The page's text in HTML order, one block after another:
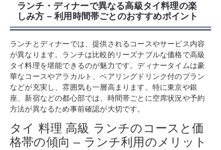
ランチ・ディナーで異なる高級タイ料理の楽
しみ方 – 利用時間帯ごとのおすすめポイント
ランチとディナーでは、提供されるコースやサービス内容
が異なります。ランチは比較的リーズナブルな価格で高級
タイ料理を堪能できるのが魅力です。ディナータイムは豪
華なコースやアラカルト、ペアリングドリンク付のプラン
などが充実し、雰囲気も一層高まります。特に東京や銀
座、新宿などの都心部では、時間帯ごとに空席状況や予約
方法が異なるため事前確認が大切です。
タイ 料理 高級 ランチのコースと価
格帯の傾向 – ランチ利用のメリット